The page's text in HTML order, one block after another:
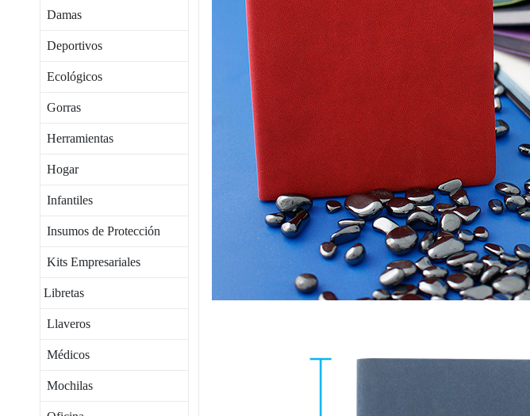
Damas
Deportivos
Ecológicos
Gorras
Herramientas
Hogar
Infantiles
Insumos de Protección
Kits Empresariales
Libretas
Llaveros
Médicos
Mochilas